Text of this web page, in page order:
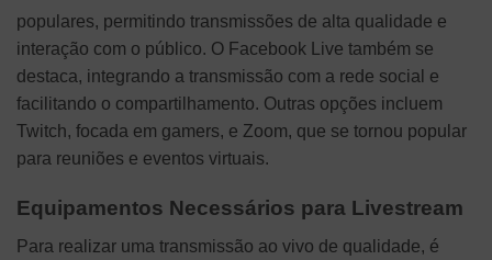
populares, permitindo transmissões de alta qualidade e
interação com o público. O Facebook Live também se
destaca, integrando a transmissão com a rede social e
facilitando o compartilhamento. Outras opções incluem
Twitch, focada em gamers, e Zoom, que se tornou popular
para reuniões e eventos virtuais.
Equipamentos Necessários para Livestream
Para realizar uma transmissão ao vivo de qualidade, é